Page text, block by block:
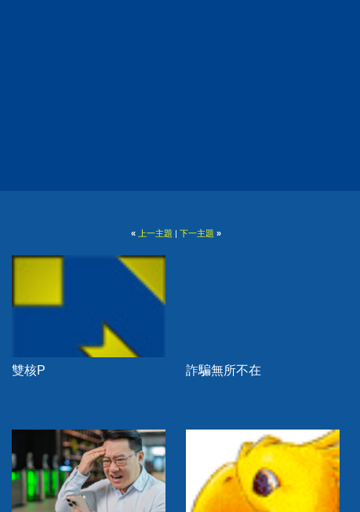
« 上一主題 | 下一主題 »
雙核P 詐騙無所不在